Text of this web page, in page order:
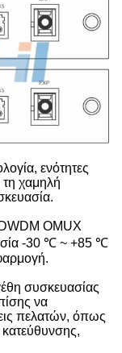
ενότητες
τη χαμηλή
OMUX
-30 ℃ ~ +85 ℃
συσκευασίας
να
πελατών, όπως